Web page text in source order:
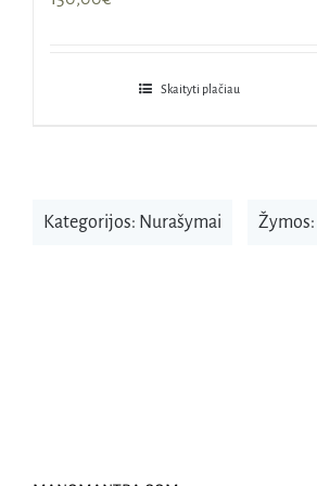
Skaityti plačiau
Kategorijos: Nurašymai Žymos: